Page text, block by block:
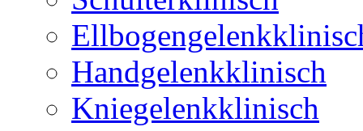
Handgelenkklinisch
Kniegelenkklinisch